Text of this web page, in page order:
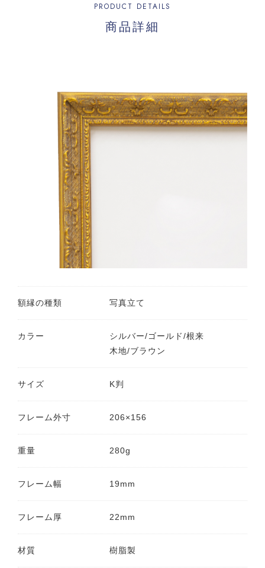
商品詳細
PRODUCT DETAILS
額縁の種類 写真立て
カラー
シルバー/ゴールド/根来
木地/ブラウン
サイズ K判
フレーム外寸 206×156
重量 280g
フレーム幅 19mm
フレーム厚 22mm
材質 樹脂製